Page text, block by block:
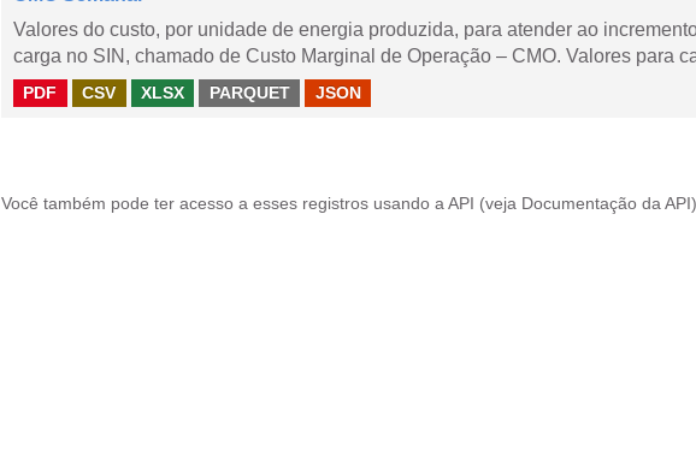
Valores do custo, por unidade de energia produzida, para atender ao
carga no SIN, chamado de Custo Marginal de Operação – CMO. Valores para
PDF CSV XLSX PARQUET JSON
Você também pode ter acesso a esses registros usando a API (veja Documentação da API